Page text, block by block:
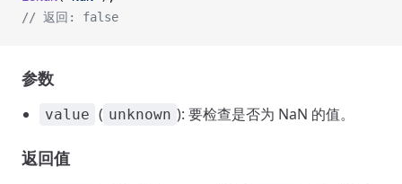
// 返回: false
参数
value ( unknown ): 要检查是否为 NaN 的值。
返回值